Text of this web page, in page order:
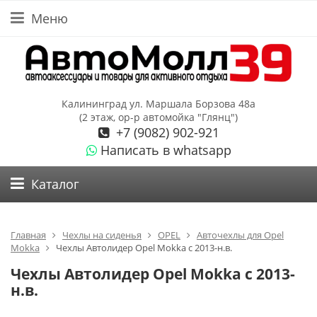
Меню
Калининград ул. Маршала Борзова 48а
(2 этаж, ор-р автомойка "Глянц")
+7 (9082) 902-921
Написать в whatsapp
Каталог
Главная Чехлы на сиденья OPEL
Авточехлы для Opel
Mokka
Чехлы Автолидер Opel Mokka с 2013-н.в.
Чехлы Автолидер Opel Mokka с 2013-
н.в.